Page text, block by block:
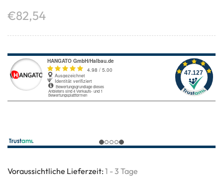
€82,54
Voraussichtliche Lieferzeit: 1 - 3 Tage